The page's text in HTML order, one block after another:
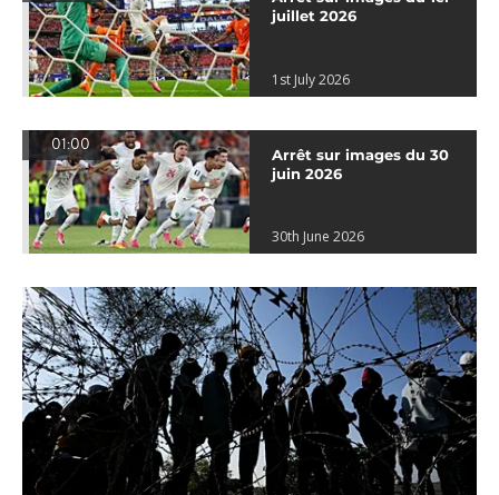
juillet 2026
1st July 2026
01:00
Arrêt sur images du 30
juin 2026
30th June 2026